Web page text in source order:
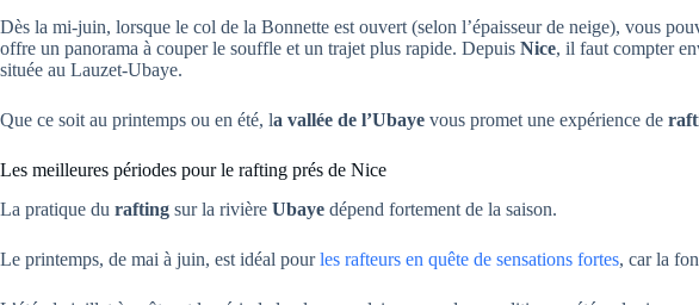
Dès la mi-juin, lorsque le col de la Bonnette est ouvert (selon l’épaisseur de neige), vous
offre un panorama à couper le souffle et un trajet plus rapide. Depuis Nice, il faut compter
située au Lauzet-Ubaye.
Que ce soit au printemps ou en été, la vallée de l’Ubaye vous promet une expérience de
Les meilleures périodes pour le rafting prés de Nice
La pratique du rafting sur la rivière Ubaye dépend fortement de la saison.
Le printemps, de mai à juin, est idéal pourles rafteurs en quête de sensations fortes, car la